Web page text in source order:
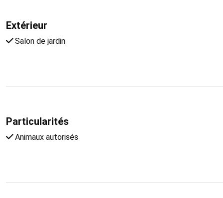
Extérieur
Salon de jardin
Particularités
Animaux autorisés